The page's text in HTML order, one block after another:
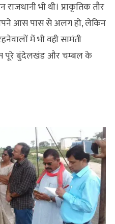
राजधानी भी थी। प्राकृतिक तौर
आस पास से अलग हो, लेकिन
में भी वही सामंती
पूरे बुंदेलखंड और चम्बल के